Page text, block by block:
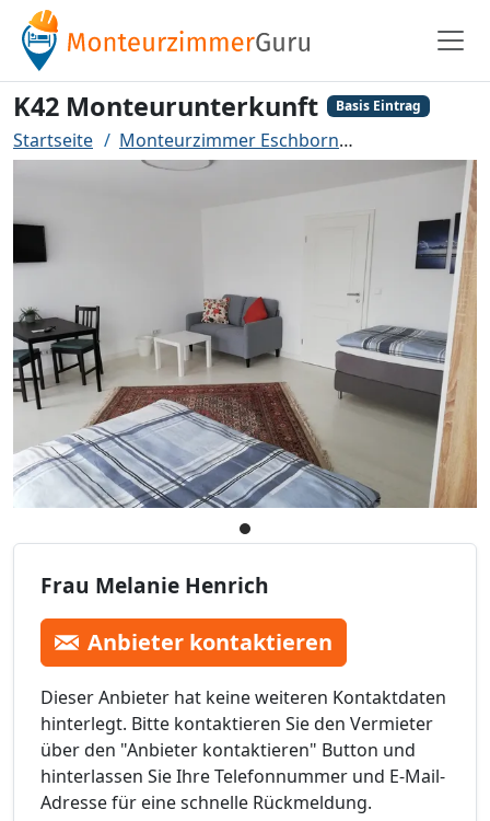
K42 Monteurunterkunft Basis Eintrag
Startseite Monteurzimmer Eschborn
Frau Melanie Henrich
Anbieter kontaktieren
Dieser Anbieter hat keine weiteren Kontaktdaten
hinterlegt. Bitte kontaktieren Sie den Vermieter
über den "Anbieter kontaktieren" Button und
hinterlassen Sie Ihre Telefonnummer und E-Mail-
Adresse für eine schnelle Rückmeldung.